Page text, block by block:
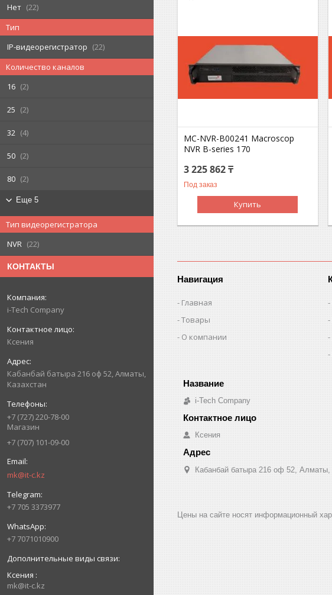
Нет
22
Тип
IP-видеорегистратор
22
Количество каналов
16
2
25 2
32 4
50 2
80 2
Еще 5
Тип видеорегистратора
NVR
22
КОНТАКТЫ
i-Tech Company
Ксения
Кабанбай батыра 216 оф 52, Алматы,
Казахстан
+7 (727) 220-78-00
Магазин
+7 (707) 101-09-00
mk@it-c.kz
+7 705 3373977
+7 7071010900
Ксения
mk@it-c.kz
MC-NVR-B00241 Macroscop
NVR B-series 170
3 225 862 ₸
Под заказ
Купить
Навигация
Главная
Товары
О компании
i-Tech Company
Ксения
Кабанбай батыра 216 оф 52, Алматы,
Цены на сайте носят информационный